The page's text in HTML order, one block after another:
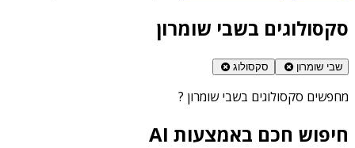
סקסולוגים בשבי שומרון
שבי שומרון סקסולוג
מחפשים סקסולוגים בשבי שומרון ?
חיפוש חכם באמצעות AI